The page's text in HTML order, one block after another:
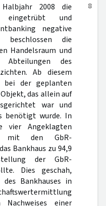
8
2008 die
eingetrübt und
negative
die
Handelsraum und
Abteilungen des
Ab diesem
bei der geplanten
das allein auf
war und
benötigt wurde. In
vier Angeklagten
mit den GbR-
Bankhaus zu 94,9
der GbR-
Dies geschah,
Bankhauses in
einer